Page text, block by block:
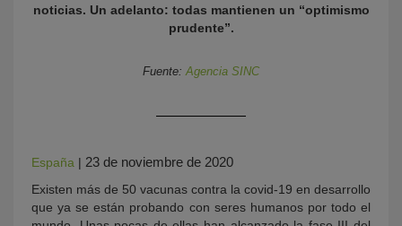
noticias. Un adelanto: todas mantienen un “optimismo
prudente”.
Fuente:Agencia SINC
España | 23 de noviembre de 2020
Existen más de 50 vacunas contra la covid-19 en desarrollo
que ya se están probando con seres humanos por todo el